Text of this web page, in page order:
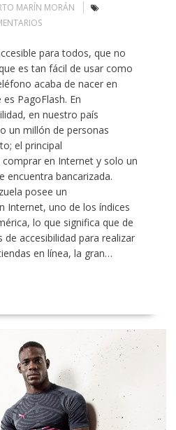
MARÍN MORÁN
para todos, que no
es tan fácil de usar como
acaba de nacer en
PagoFlash. En
en nuestro país
un millón de personas
el principal
en Internet y solo un
encuentra bancarizada.
posee un
Internet, uno de los índices
lo que significa que de
de accesibilidad para realizar
en línea, la gran…